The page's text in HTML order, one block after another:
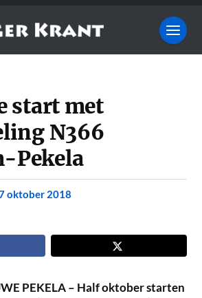
start met
N366
Pekela
oktober 2018
PEKELA – Half oktober starten